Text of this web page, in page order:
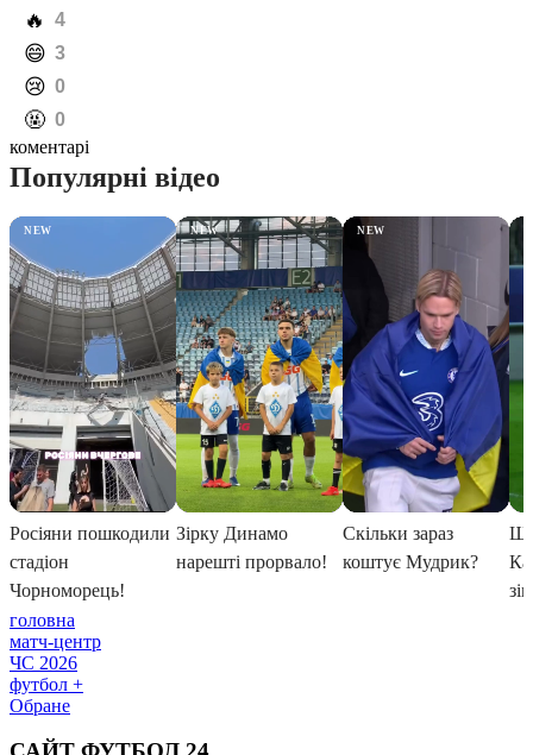
️🔥 4
️😄 3
️😢 0
️🤬 0
коментарі
головна
матч-центр
ЧС 2026
футбол +
Обране